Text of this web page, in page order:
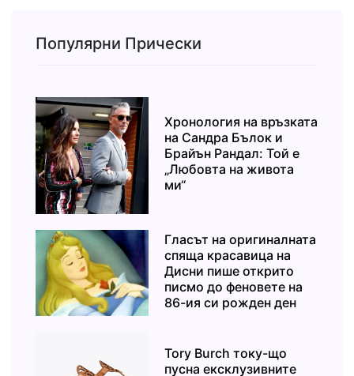
Популярни Прически
Хронология на връзката
на Сандра Бълок и
Брайън Рандал: Той е
„Любовта на живота
ми“
Гласът на оригиналната
спяща красавица на
Дисни пише открито
писмо до феновете на
86-ия си рожден ден
Tory Burch току-що
пусна ексклузивните